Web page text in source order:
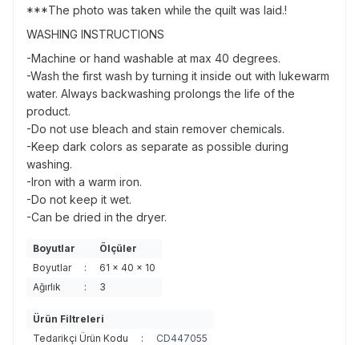
***The photo was taken while the quilt was laid.!
WASHING INSTRUCTIONS
-Machine or hand washable at max 40 degrees.
-Wash the first wash by turning it inside out with lukewarm
water. Always backwashing prolongs the life of the
product.
-Do not use bleach and stain remover chemicals.
-Keep dark colors as separate as possible during
washing.
-Iron with a warm iron.
-Do not keep it wet.
-Can be dried in the dryer.
Boyutlar
Ölçüler
Boyutlar
:
61 x 40 x 10
Ağırlık
: 3
Ürün Filtreleri
Tedarikçi Ürün Kodu
: CD447055